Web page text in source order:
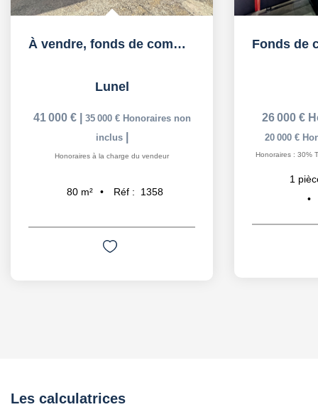
À vendre, fonds de commerce Garage automobile équipé à...
Lunel
41 000 € 35 000 € Honoraires non
inclus
Honoraires à la charge du vendeur
80 m² Réf : 1358
26 000 €
20 000 €
Honoraires : 30%
1
Les calculatrices